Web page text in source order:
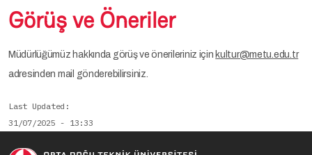
Görüş ve Öneriler
Müdürlüğümüz hakkında görüş ve önerileriniz için kultur@metu.edu.tr
adresinden mail gönderebilirsiniz.
Last Updated
31/07/2025 - 13:33